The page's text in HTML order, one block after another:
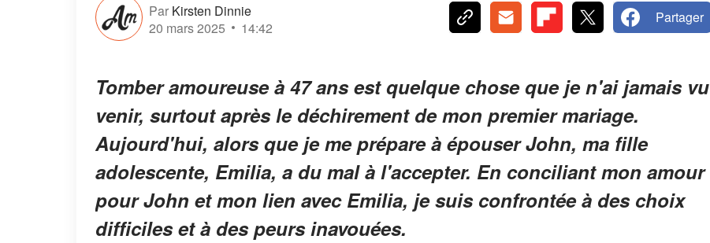
Par Kirsten Dinnie
20 mars 2025
14:42
Partager
Tomber amoureuse à 47 ans est quelque chose que je n'ai jamais vu
venir, surtout après le déchirement de mon premier mariage.
Aujourd'hui, alors que je me prépare à épouser John, ma fille
adolescente, Emilia, a du mal à l'accepter. En conciliant mon amour
pour John et mon lien avec Emilia, je suis confrontée à des choix
difficiles et à des peurs inavouées.